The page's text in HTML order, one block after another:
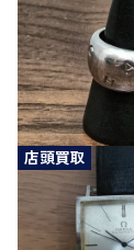
店頭買取